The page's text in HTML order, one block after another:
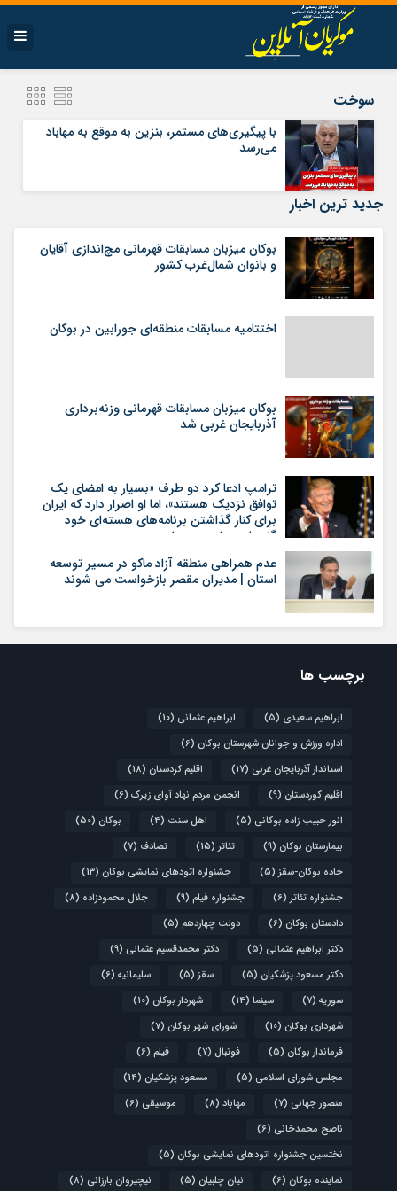
سوخت
با پیگیری‌های مستمر، بنزین به موقع به مهاباد
می‌رسد
جدید ترین اخبار
بوکان میزبان مسابقات قهرمانی مچ‌اندازی آقایان
و بانوان شمال‌غرب کشور
اختتامیه مسابقات منطقه‌ای جورابین در بوکان
بوکان میزبان مسابقات قهرمانی وزنه‌برداری
آذربایجان غربی شد
ترامپ ادعا کرد دو طرف «بسیار به امضای یک
توافق نزدیک هستند»، اما او اصرار دارد که ایران
برای کنار گذاشتن برنامه‌های هسته‌ای خود
گام‌های بیشتری بردارد
عدم همراهی منطقه آزاد ماکو در مسیر توسعه
استان | مدیران مقصر بازخواست می شوند
برچسب ها
ابراهیم سعیدی (5) ابراهیم عثمانی (10)
اداره ورزش و جوانان شهرستان بوکان (6)
استاندار آذربایجان غربی (17) اقلیم کردستان (18)
اقلیم کوردستان (9) انجمن مردم نهاد آوای زیرک (6)
انور حبیب زاده بوکانی (5) اهل سنت (4) بوکان (50)
بیمارستان بوکان (9) تئاتر (15) تصادف (7)
جاده بوکان-سقز (5) جشنواره اتودهای نمایشی بوکان (13)
جشنواره تئاتر (6) جشنواره فیلم (9) جلال محمودزاده (8)
دادستان بوکان (6) دولت چهاردهم (5)
دکتر ابراهیم عثمانی (5) دکتر محمدقسیم عثمانی (9)
دکتر مسعود پزشکیان (5) سقز (5) سلیمانیه (6)
سوریه (7) سینما (14) شهردار بوکان (10)
شهرداری بوکان (10) شورای شهر بوکان (7)
فرماندار بوکان (5) فوتبال (7) فیلم (6)
مجلس شورای اسلامی (5) مسعود پزشکیان (14)
منصور جهانی (7) مهاباد (8) موسیقی (6)
ناصح محمدخانی (6)
نختسین جشنواره اتودهای نمایشی بوکان (5)
نماینده بوکان (6) نیان چلبیان (5) نیچیروان بارزانی (8)